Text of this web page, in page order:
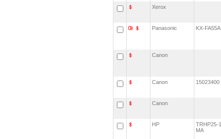
Xerox
Panasonic KX-
Canon
Canon
Canon
HP
TRHP25-
MA